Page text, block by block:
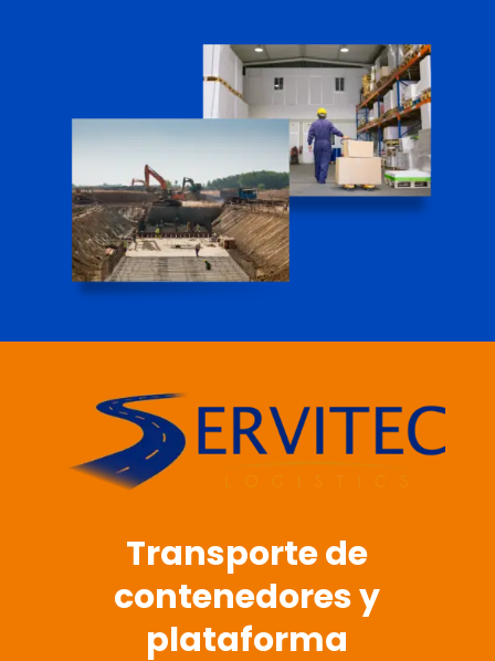
Transporte de
contenedores y
plataforma